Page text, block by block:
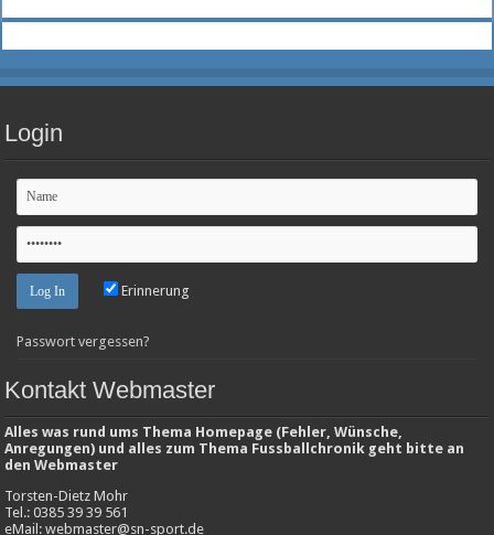
Login
Erinnerung
Passwort vergessen?
Kontakt Webmaster
Alles was rund ums Thema Homepage (Fehler, Wünsche,
Anregungen) und alles zum Thema Fussballchronik geht bitte an
den Webmaster
Torsten-Dietz Mohr
Tel.: 0385 39 39 561
eMail: webmaster@sn-sport.de